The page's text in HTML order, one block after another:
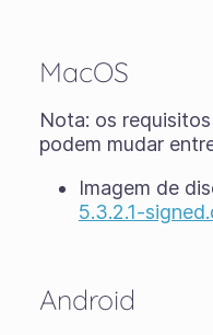
MacOS
Nota: os
podem mudar
Imagem de
5.3.2.1-
Android